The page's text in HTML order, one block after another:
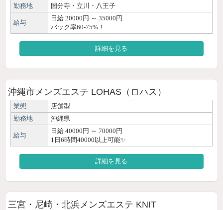
勤務地
国分寺・立川・八王子
給与
日給 20000円 ～ 35000円
バック率60-75%！
詳細を見る
沖縄市メンズエステ LOHAS（ロハス）
業態
店舗型
勤務地
沖縄県
給与
日給 40000円 ～ 70000円
1日6時間40000以上可能✨
詳細を見る
三宮・尼崎・北浜メンズエステ KNIT